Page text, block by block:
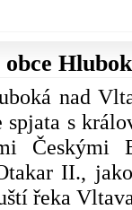
nad
spjata s
II.,
řeka